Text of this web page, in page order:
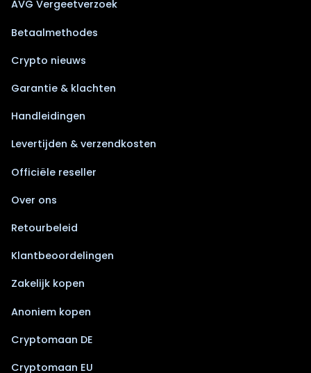
AVG Vergeetverzoek
Betaalmethodes
Crypto nieuws
Garantie & klachten
Handleidingen
Levertijden & verzendkosten
Officiële reseller
Over ons
Retourbeleid
Klantbeoordelingen
Zakelijk kopen
Anoniem kopen
Cryptomaan DE
Cryptomaan EU